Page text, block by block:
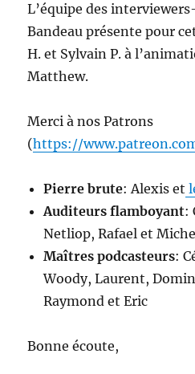
L’équipe des
Bandeau présente pour
H. et Sylvain P. à
Matthew.
Merci à nos Patrons
(https://
Pierre brute: Alexis et
Auditeurs flamboyant:
Netliop, Rafael et
Maîtres podcasteurs:
Woody, Laurent,
Raymond et Eric
Bonne écoute,